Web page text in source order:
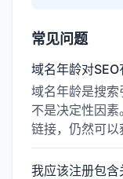
常见问题
域名年龄对SEO
域名年龄是搜
不是决定性因
链接，仍然可以
我应该注册包含